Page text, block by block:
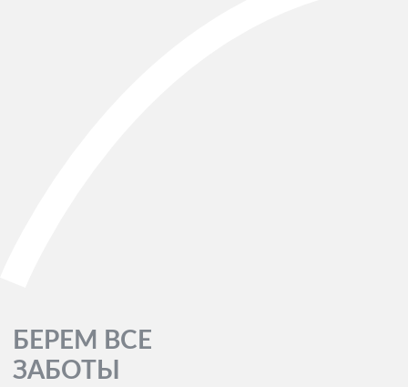
БЕРЕМ ВСЕ
ЗАБОТЫ